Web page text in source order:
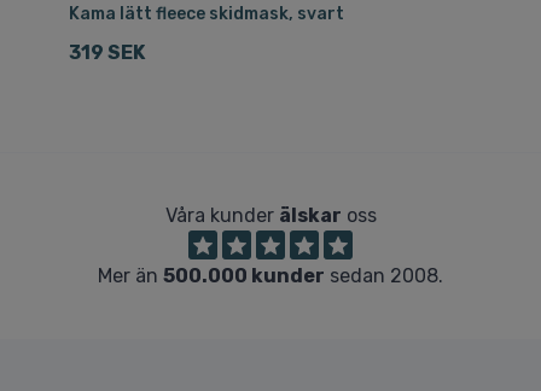
Kama lätt fleece skidmask, svart
319 SEK
Våra kunder älskar oss
Mer än 500.000 kunder sedan 2008.